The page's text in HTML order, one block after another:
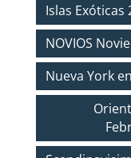
Islas Exóticas
NOVIOS
Nueva York